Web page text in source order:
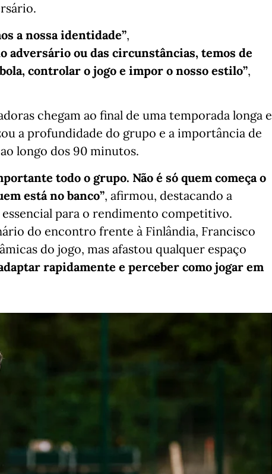
a nossa identidade”,
adversário ou das circunstâncias, temos de
controlar o jogo e impor o nosso estilo”,
chegam ao final de uma temporada longa e
a profundidade do grupo e a importância de
longo dos 90 minutos.
todo o grupo. Não é só quem começa o
está no banco”, afirmou, destacando a
para o rendimento competitivo.
do encontro frente à Finlândia, Francisco
do jogo, mas afastou qualquer espaço
rapidamente e perceber como jogar em